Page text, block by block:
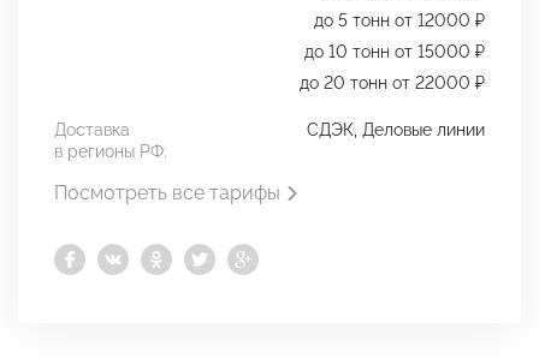
до 5 тонн от 12000 ₽
до 10 тонн от 15000 ₽
до 20 тонн от 22000 ₽
Доставка
в регионы РФ:
СДЭК, Деловые линии
Посмотреть все тарифы